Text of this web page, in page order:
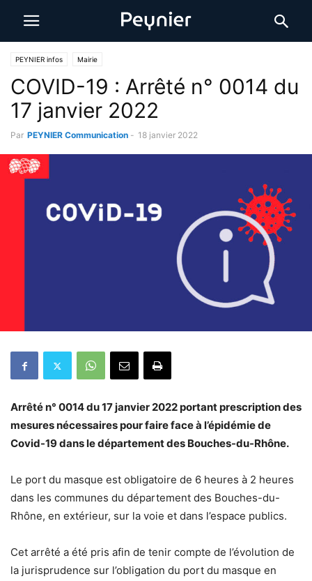
PEYNIER infos Mairie
COVID-19 : Arrêté n° 0014 du
17 janvier 2022
Par PEYNIER Communication - 18 janvier 2022
Arrêté n° 0014 du 17 janvier 2022 portant prescription des
mesures nécessaires pour faire face à l’épidémie de
Covid-19 dans le département des Bouches-du-Rhône.
Le port du masque est obligatoire de 6 heures à 2 heures
dans les communes du département des Bouches-du-
Rhône, en extérieur, sur la voie et dans l’espace publics.
Cet arrêté a été pris afin de tenir compte de l’évolution de
la jurisprudence sur l’obligation du port du masque en